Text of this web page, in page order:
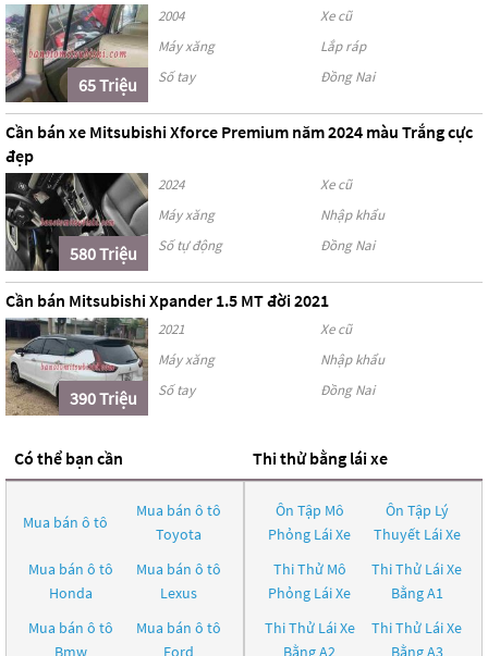
65 Triệu
2004
Xe cũ
Máy xăng
Lắp ráp
Số tay
Đồng Nai
Cần bán xe Mitsubishi Xforce Premium năm 2024 màu Trắng cực
đẹp
580 Triệu
2024
Xe cũ
Máy xăng
Nhập khẩu
Số tự động
Đồng Nai
Cần bán Mitsubishi Xpander 1.5 MT đời 2021
390 Triệu
2021
Xe cũ
Máy xăng
Nhập khẩu
Số tay
Đồng Nai
Có thể bạn cần
Mua bán ô tô
Mua bán ô tô
Toyota
Mua bán ô tô
Honda
Mua bán ô tô
Lexus
Mua bán ô tô
Bmw
Mua bán ô tô
Ford
Thi thử bằng lái xe
Ôn Tập Mô
Phỏng Lái Xe
Ôn Tập Lý
Thuyết Lái Xe
Thi Thử Mô
Phỏng Lái Xe
Thi Thử Lái Xe
Bằng A1
Thi Thử Lái Xe
Bằng A2
Thi Thử Lái Xe
Bằng A3